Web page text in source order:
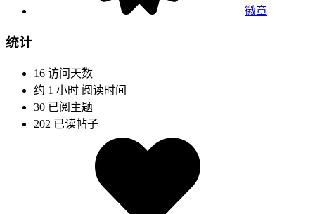
徽章
统计
16 访问天数
约 1 小时 阅读时间
30 已阅主题
202 已读帖子